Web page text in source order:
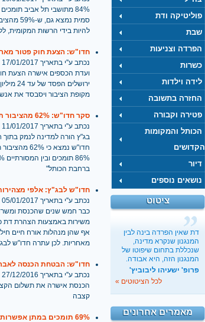
פוליטיקה ודת
שבת
הפרדה וצניעות
כשרות
לידה וילדות
החזרה בתשובה
פטירה וקבורה
הכותל והמקומות
הקדושים
דיור
נושאים נוספים
ציטוט
דת שאין הפרדה בינה לבין
המנגנון שנקרא מדינה,
שנכללת בתחום שיפוטו של
המנגנון הזה, היא אבודה.
פרופ' ישעיהו ליבוביץ'
לכל הציטוטים »
מאמרים אחרונים
כשבעל קונה בלעדיות על
מיניות האישה
בתיה כהנא-דרור
"הארץ"
ישראל מעודדת את העוני
החרדי
שגיא אגמון , 02.01.2018
"TheMarker"
הבא מאבק דת
גלעד קריב, 09.01.2018
"הארץ"
סמית
להיות בידי הרשות המקומית,
חדו"ש: הצעת חוק פטור
נכתב ע''י בתאריך 17/01/2017
ועדת הכספים אישרה הצעת
מקופת הציבור ויסבסד את
סקר חדו"ש: 62% מהציבור תומכים בקיום מנייני נשים ובקריאה בספר תורה בעזרת הנשים בכותל המערבי
נכתב ע''י בתאריך 11/01/2017
בג"ץ הורה למדינה לנמק בתוך
חדו"ש
ברחבת הכותל"
חדו"ש לבג"ץ: אלפי
נכתב ע''י בתאריך 05/01/2017
כבר חמש שנים שהכנסת
משירות באמצעות הצהרת דת
אף שהן מנהלות אורח חיים
מאחריות. לכן עתרה חדו"ש
חדו"ש: הבטחת הכנסה
נכתב ע''י בתאריך 27/12/2016
הכנסת אישרה את תשלום
קצבה
69% תומכים במתן אפשרות לנשים להדליק נרות חנוכה בכותל המערבי